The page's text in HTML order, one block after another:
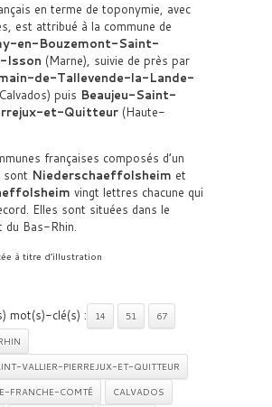
en terme de toponymie, avec
est attribué à la commune de
en-Bouzemont-Saint-
Isson (Marne), suivie de près par
de-Tallevende-la-Lande-
puis Beaujeu-Saint-
et-Quitteur (Haute-
françaises composés d’un
sont Niederschaeffolsheim et
vingt lettres chacune qui
Elles sont situées dans le
du Bas-Rhin.
à titre d’illustration
mot(s)-clé(s) : 14 51
67
VALLIER-PIERREJUX-ET-QUITTEUR
FRANCHE-COMTÉ
CALVADOS